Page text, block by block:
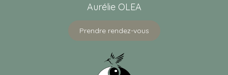
Aurélie OLEA
Prendre rendez-vous